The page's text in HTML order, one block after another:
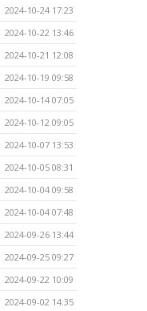
2024-10-24 17:23
2024-10-22 13:46
2024-10-21 12:08
2024-10-19 09:58
2024-10-14 07:05
2024-10-12 09:05
2024-10-07 13:53
2024-10-05 08:31
2024-10-04 09:58
2024-10-04 07:48
2024-09-26 13:44
2024-09-25 09:27
2024-09-22 10:09
2024-09-02 14:35